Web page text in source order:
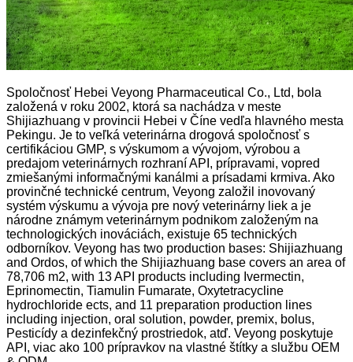
Spoločnosť Hebei Veyong Pharmaceutical Co., Ltd, bola
založená v roku 2002, ktorá sa nachádza v meste
Shijiazhuang v provincii Hebei v Číne vedľa hlavného mesta
Pekingu. Je to veľká veterinárna drogová spoločnosť s
certifikáciou GMP, s výskumom a vývojom, výrobou a
predajom veterinárnych rozhraní API, prípravami, vopred
zmiešanými informačnými kanálmi a prísadami krmiva. Ako
provinčné technické centrum, Veyong založil inovovaný
systém výskumu a vývoja pre nový veterinárny liek a je
národne známym veterinárnym podnikom založeným na
technologických inováciách, existuje 65 technických
odborníkov. Veyong has two production bases: Shijiazhuang
and Ordos, of which the Shijiazhuang base covers an area of
​​78,706 m2, with 13 API products including Ivermectin,
Eprinomectin, Tiamulin Fumarate, Oxytetracycline
hydrochloride ects, and 11 preparation production lines
including injection, oral solution, powder, premix, bolus,
Pesticídy a dezinfekčný prostriedok, atď. Veyong poskytuje
API, viac ako 100 prípravkov na vlastné štítky a službu OEM